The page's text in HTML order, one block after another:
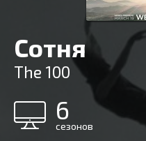
Сотня
The 100
6
сезонов